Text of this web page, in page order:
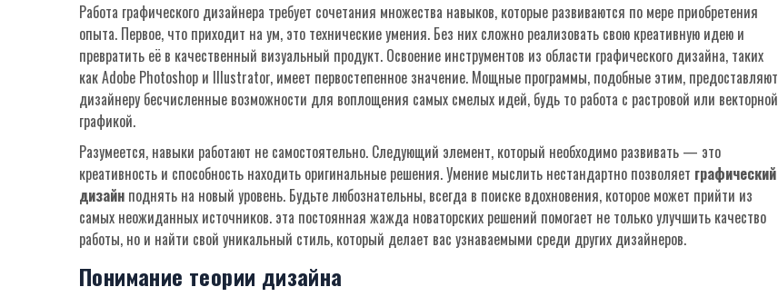
Работа графического дизайнера требует сочетания множества навыков, которые развиваются по мере приобретения
опыта. Первое, что приходит на ум, это технические умения. Без них сложно реализовать свою креативную идею и
превратить её в качественный визуальный продукт. Освоение инструментов из области графического дизайна, таких
как Adobe Photoshop и Illustrator, имеет первостепенное значение. Мощные программы, подобные этим, предоставляют
дизайнеру бесчисленные возможности для воплощения самых смелых идей, будь то работа с растровой или векторной
графикой.
Разумеется, навыки работают не самостоятельно. Следующий элемент, который необходимо развивать — это
креативность и способность находить оригинальные решения. Умение мыслить нестандартно позволяет графический
дизайн поднять на новый уровень. Будьте любознательны, всегда в поиске вдохновения, которое может прийти из
самых неожиданных источников. эта постоянная жажда новаторских решений помогает не только улучшить качество
работы, но и найти свой уникальный стиль, который делает вас узнаваемыми среди других дизайнеров.
Понимание теории дизайна